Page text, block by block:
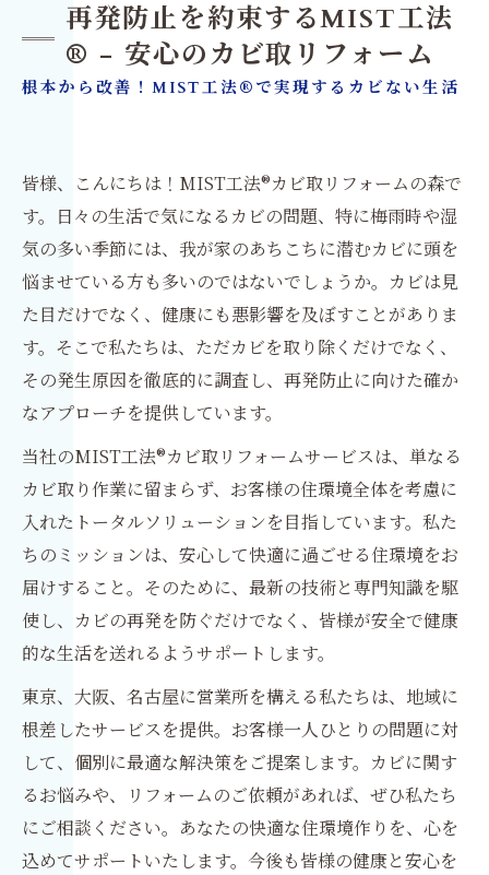
再発防止を約束するMIST工法
® - 安心のカビ取リフォーム
根本から改善！MIST工法®で実現するカビない生活
皆様、こんにちは！MIST工法®カビ取リフォームの森で
す。日々の生活で気になるカビの問題、特に梅雨時や湿
気の多い季節には、我が家のあちこちに潜むカビに頭を
悩ませている方も多いのではないでしょうか。カビは見
た目だけでなく、健康にも悪影響を及ぼすことがありま
す。そこで私たちは、ただカビを取り除くだけでなく、
その発生原因を徹底的に調査し、再発防止に向けた確か
なアプローチを提供しています。
当社のMIST工法®カビ取リフォームサービスは、単なる
カビ取り作業に留まらず、お客様の住環境全体を考慮に
入れたトータルソリューションを目指しています。私た
ちのミッションは、安心して快適に過ごせる住環境をお
届けすること。そのために、最新の技術と専門知識を駆
使し、カビの再発を防ぐだけでなく、皆様が安全で健康
的な生活を送れるようサポートします。
東京、大阪、名古屋に営業所を構える私たちは、地域に
根差したサービスを提供。お客様一人ひとりの問題に対
して、個別に最適な解決策をご提案します。カビに関す
るお悩みや、リフォームのご依頼があれば、ぜひ私たち
にご相談ください。あなたの快適な住環境作りを、心を
込めてサポートいたします。今後も皆様の健康と安心を